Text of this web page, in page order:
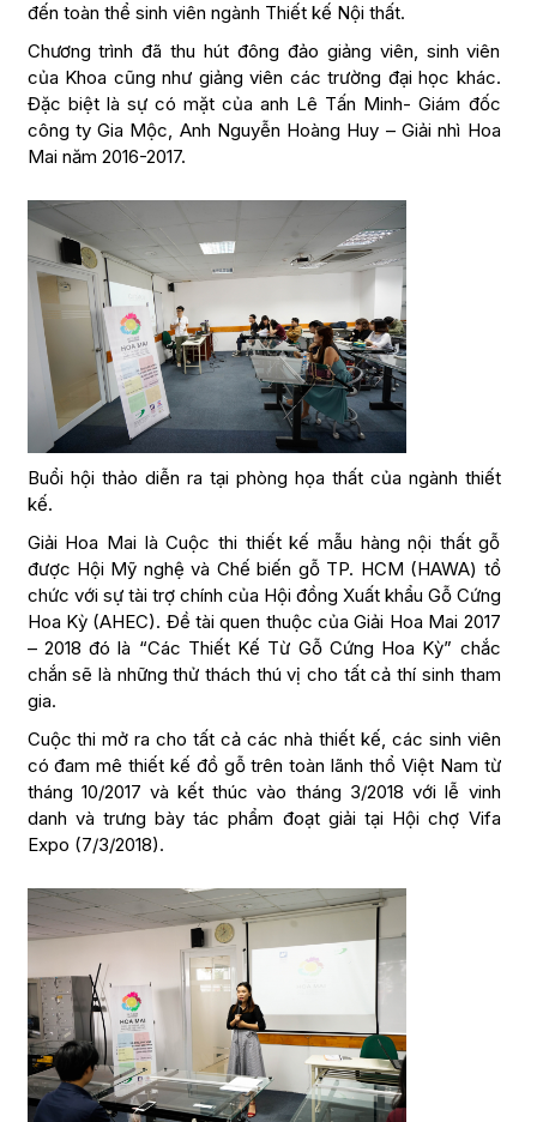
đến toàn thể sinh viên ngành Thiết kế Nội thất.
Chương trình đã thu hút đông đảo giảng viên, sinh viên
của Khoa cũng như giảng viên các trường đại học khác.
Đặc biệt là sự có mặt của anh Lê Tấn Minh- Giám đốc
công ty Gia Mộc, Anh Nguyễn Hoàng Huy – Giải nhì Hoa
Mai năm 2016-2017.
Buổi hội thảo diễn ra tại phòng họa thất của ngành thiết
kế.
Giải Hoa Mai là Cuộc thi thiết kế mẫu hàng nội thất gỗ
được Hội Mỹ nghệ và Chế biến gỗ TP. HCM (HAWA) tổ
chức với sự tài trợ chính của Hội đồng Xuất khẩu Gỗ Cứng
Hoa Kỳ (AHEC). Đề tài quen thuộc của Giải Hoa Mai 2017
– 2018 đó là “Các Thiết Kế Từ Gỗ Cứng Hoa Kỳ” chắc
chắn sẽ là những thử thách thú vị cho tất cả thí sinh tham
gia.
Cuộc thi mở ra cho tất cả các nhà thiết kế, các sinh viên
có đam mê thiết kế đồ gỗ trên toàn lãnh thổ Việt Nam từ
tháng 10/2017 và kết thúc vào tháng 3/2018 với lễ vinh
danh và trưng bày tác phẩm đoạt giải tại Hội chợ Vifa
Expo (7/3/2018).